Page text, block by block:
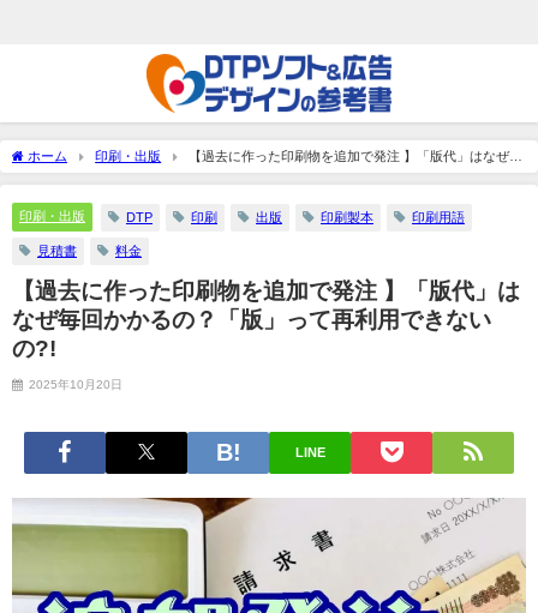
ホーム 印刷・出版
【過去に作った印刷物を追加で発注 】「版代」はなぜ毎
回かかるの？「版」って再利用できないの?!
印刷・出版 DTP 印刷 出版 印刷製本 印刷用語
見積書 料金
【過去に作った印刷物を追加で発注 】「版代」は
なぜ毎回かかるの？「版」って再利用できない
の?!
2025年10月20日
LINE